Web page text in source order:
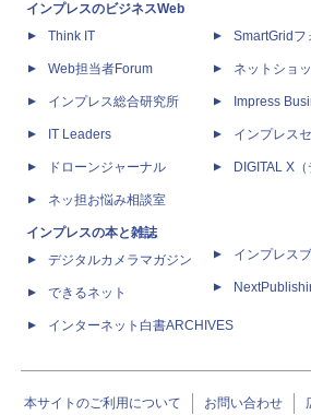
インプレスのビジネスWeb
Think IT
Web担当者Forum
インプレス総合研究所
IT Leaders
ドローンジャーナル
ネッ担お悩み相談室
インプレスの本と雑誌
デジタルカメラマガジン
できるネット
インターネット白書ARCHIVES
SmartGridフ
ネットショ
Impress
インプレス
DIGITAL X
インプレス
本サイトのご利用について お問い合わせ